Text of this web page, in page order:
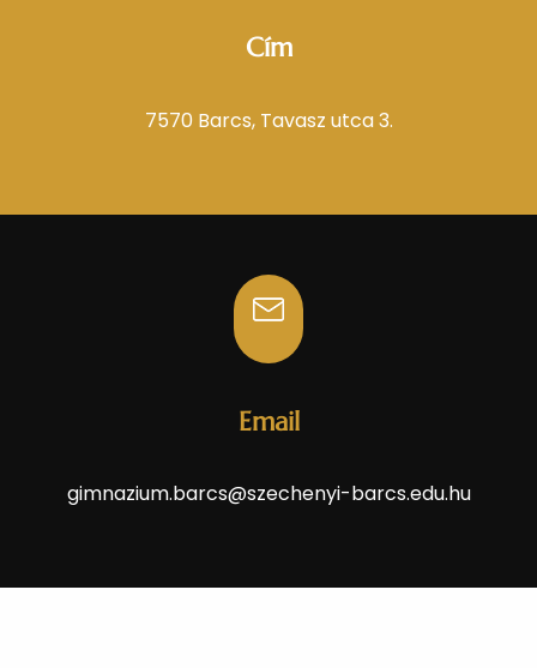
Cím
7570 Barcs, Tavasz utca 3.
Email
gimnazium.barcs@szechenyi-barcs.edu.hu